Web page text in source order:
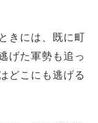
きには、既に町
げた軍勢も追っ
どこにも逃げる